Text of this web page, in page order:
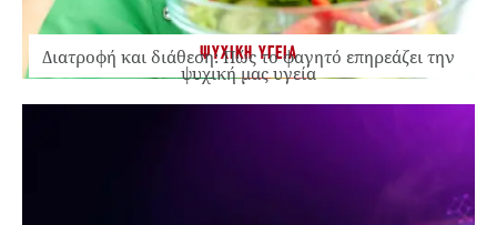
ΨΥΧΙΚΗ ΥΓΕΙΑ
Διατροφή και διάθεση: Πώς το φαγητό επηρεάζει την
ψυχική μας υγεία